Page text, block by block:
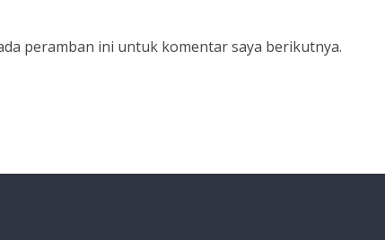
peramban ini untuk komentar saya berikutnya.